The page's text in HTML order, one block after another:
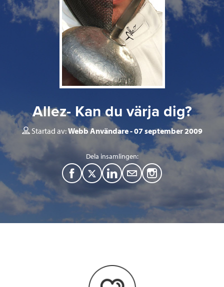
Allez- Kan du värja dig?
Startad av:Webb Användare 07 september 2009
Dela insamlingen:
F
a
T
w
e
L
i
M